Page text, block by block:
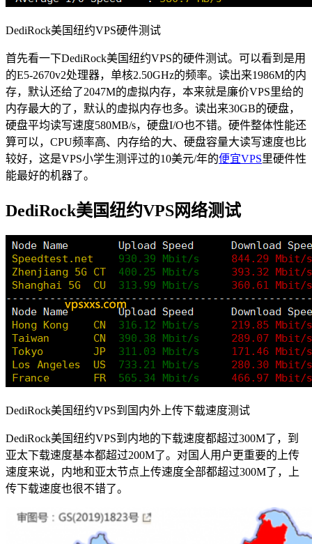
DediRock美国纽约VPS硬件测试
首先看一下DediRock美国纽约VPS的硬件测试。可以看到是用
的E5-2670v2处理器，单核2.50GHz的频率。读出来1986M的内
存，默认还给了2047M的虚拟内存，本来就是廉价VPS里给的
内存最大的了，默认的虚拟内存也多。读出来30GB的硬盘，
硬盘平均读写速度580MB/s，硬盘I/O也不错。硬件整体性能还
算可以，CPU频率高、内存给的大、硬盘容量大读写速度也比
较好，这是VPS小学生测评过的10美元/年的便宜VPS里硬件性
能最好的机器了。
DediRock美国纽约VPS网络测试
DediRock美国纽约VPS到国内外上传下载速度测试
DediRock美国纽约VPS到内地的下载速度都超过300M了，到
亚太下载速度基本都超过200M了。对国人用户更重要的上传
速度来说，内地和亚太节点上传速度全部都超过300M了，上
传下载速度也很不错了。